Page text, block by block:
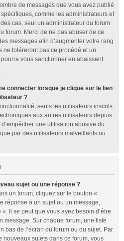
de messages que vous avez publié
comme les administrateurs et
cas, seul un administrateur du forum
forum. Merci de ne pas abuser de ce
messages afin d’augmenter votre rang
ne toléreront pas ce procédé et un
vous sanctionner en abaissant
connecter lorsque je clique sur le lien
?
seuls les utilisateurs inscrits
aux autres utilisateurs depuis
une utilisation abusive du
par des utilisateurs malveillants ou
sujet ou une réponse ?
un forum, cliquez sur le bouton «
réponse à un sujet ou un message,
Il se peut que vous ayez besoin d’être
message. Sur chaque forum, une liste
bas de l’écran du forum ou du sujet. Par
sujets dans ce forum, vous